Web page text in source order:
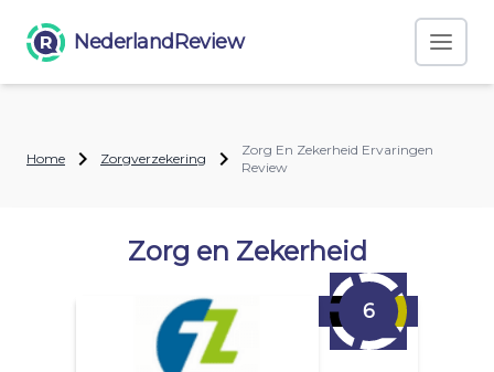
NederlandReview
Home Zorgverzekering
Zorg En Zekerheid Ervaringen
Review
Zorg en Zekerheid
6